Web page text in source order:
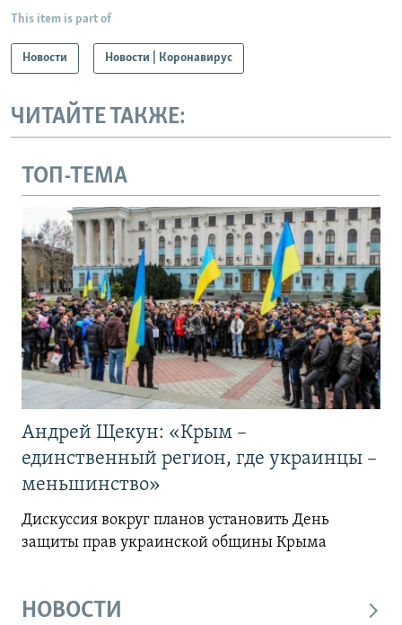
This item is part of
Новости Новости | Коронавирус
ЧИТАЙТЕ ТАКЖЕ:
ТОП-ТЕМА
Андрей Щекун: «Крым –
единственный регион, где украинцы –
меньшинство»
Дискуссия вокруг планов установить День
защиты прав украинской общины Крыма
НОВОСТИ